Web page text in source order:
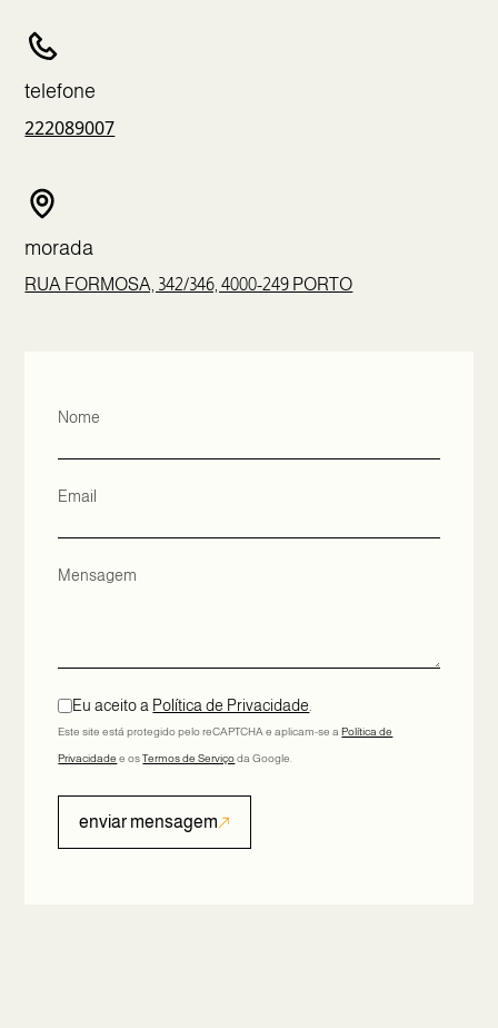
telefone
222089007
morada
RUA FORMOSA, 342/346, 4000-249 PORTO
Nome
Email
Mensagem
Eu aceito a Política de Privacidade
Este site está protegido pelo reCAPTCHA e aplicam-se aPolítica de
Privacidade e osTermos de Serviçoda Google.
enviar mensagem